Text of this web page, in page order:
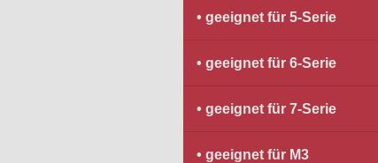
geeignet für 5-Serie
geeignet für 6-Serie
geeignet für 7-Serie
geeignet für M3